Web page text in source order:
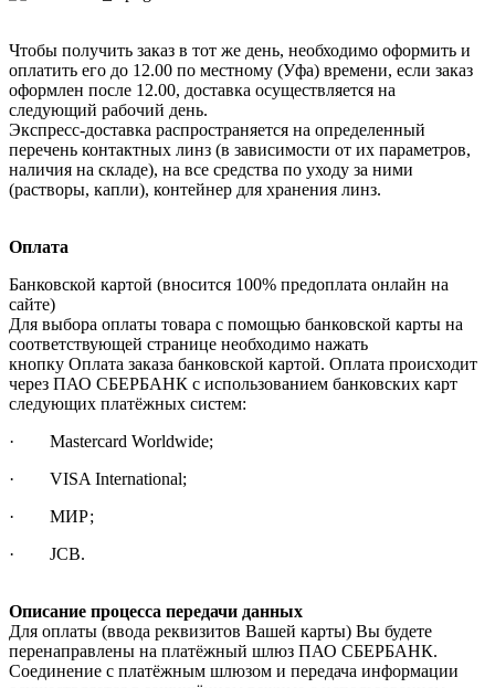
Чтобы получить заказ в тот же день, необходимо оформить и
оплатить его до 12.00 по местному (Уфа) времени, если заказ
оформлен после 12.00, доставка осуществляется на
следующий рабочий день.
Экспресс-доставка распространяется на определенный
перечень контактных линз (в зависимости от их параметров,
наличия на складе), на все средства по уходу за ними
(растворы, капли), контейнер для хранения линз.
Оплата
Банковской картой (вносится 100% предоплата онлайн на
сайте)
Для выбора оплаты товара с помощью банковской карты на
соответствующей странице необходимо нажать
кнопку Оплата заказа банковской картой. Оплата происходит
через ПАО СБЕРБАНК с использованием банковских карт
следующих платёжных систем:
· Mastercard Worldwide;
· VISA International;
· МИР;
· JCB.
Описание процесса передачи данных
Для оплаты (ввода реквизитов Вашей карты) Вы будете
перенаправлены на платёжный шлюз ПАО СБЕРБАНК.
Соединение с платёжным шлюзом и передача информации